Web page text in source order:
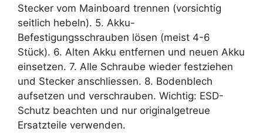
Stecker vom Mainboard trennen (vorsichtig
seitlich hebeln). 5. Akku-
Befestigungsschrauben lösen (meist 4-6
Stück). 6. Alten Akku entfernen und neuen Akku
einsetzen. 7. Alle Schraube wieder festziehen
und Stecker anschliessen. 8. Bodenblech
aufsetzen und verschrauben. Wichtig: ESD-
Schutz beachten und nur originalgetreue
Ersatzteile verwenden.